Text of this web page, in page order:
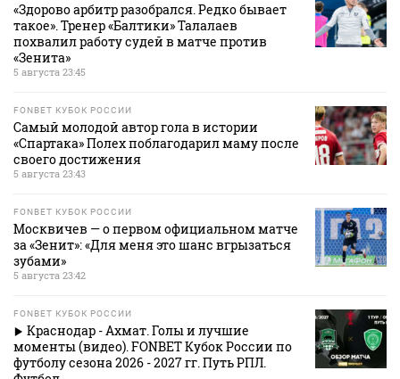
«Здорово арбитр разобрался. Редко бывает
такое». Тренер «Балтики» Талалаев
похвалил работу судей в матче против
«Зенита»
5 августа 23:45
FONBET КУБОК РОССИИ
Самый молодой автор гола в истории
«Спартака» Полех поблагодарил маму после
своего достижения
5 августа 23:43
FONBET КУБОК РОССИИ
Москвичев — о первом официальном матче
за «Зенит»: «Для меня это шанс вгрызаться
зубами»
5 августа 23:42
FONBET КУБОК РОССИИ
Краснодар - Ахмат. Голы и лучшие
моменты (видео). FONBET Кубок России по
футболу сезона 2026 - 2027 гг. Путь РПЛ.